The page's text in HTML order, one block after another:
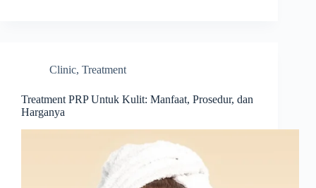
Clinic, Treatment
Treatment PRP Untuk Kulit: Manfaat, Prosedur, dan
Harganya